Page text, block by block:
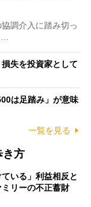
調介入に踏み切っ
失を投資家として
は足踏み」が意味
一覧を見る
き方
いる」利益相反と
リーの不正蓄財